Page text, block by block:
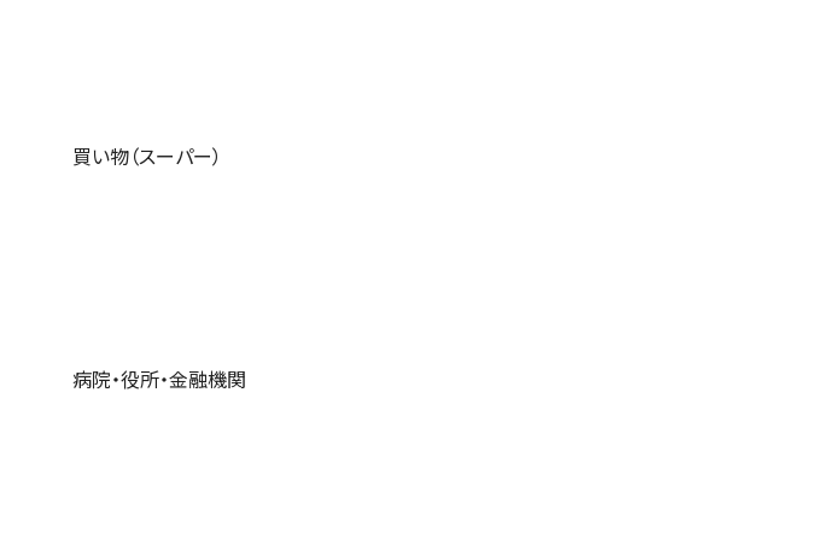
買い物（スーパー）
病院・役所・金融機関